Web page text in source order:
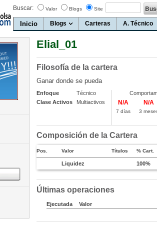
Buscar: Valor Blogs Site
Inicio Blogs Carteras A. Técnico
Elial_01
Filosofía de la cartera
Ganar donde se pueda
Enfoque
Técnico
Clase Activos
Multiactivos N/A
7 días
N/A
3
Composición de la Cartera
Pos. Valor Títulos % Cart.
Liquidez 100%
Últimas operaciones
Ejecutada Valor